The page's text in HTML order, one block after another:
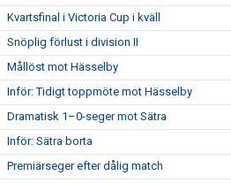
Kvartsfinal i Victoria Cup i kväll
Snöplig förlust i division II
Mållöst mot Hässelby
Inför: Tidigt toppmöte mot Hässelby
Dramatisk 1–0-seger mot Sätra
Inför: Sätra borta
Premiärseger efter dålig match